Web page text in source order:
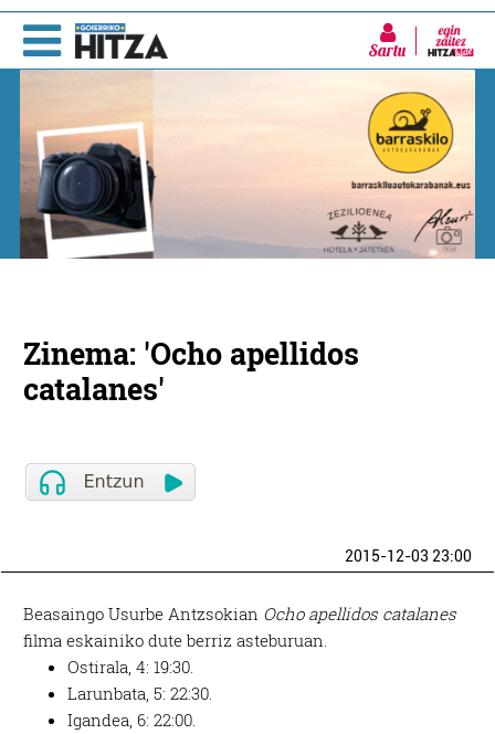
Sartu
Zinema: 'Ocho apellidos
catalanes'
2015-12-03 23:00
Beasaingo Usurbe Antzsokian Ocho apellidos catalanes
filma eskainiko dute berriz asteburuan.
Ostirala, 4: 19:30.
Larunbata, 5: 22:30.
Igandea, 6: 22:00.